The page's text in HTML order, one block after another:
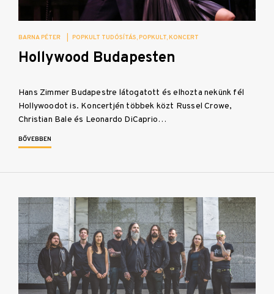
BARNA PÉTER POPKULT TUDÓSÍTÁS POPKULT KONCERT
Hollywood Budapesten
Hans Zimmer Budapestre látogatott és elhozta nekünk fél
Hollywoodot is. Koncertjén többek közt Russel Crowe,
Christian Bale és Leonardo DiCaprio…
BŐVEBBEN